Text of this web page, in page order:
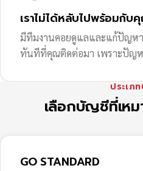
เราไม่ได้หลับไปพร้อมกับ
มีทีมงานคอยดูแลและแก้ปัญห
ทันทีที่คุณติดต่อมา เพราะปัญ
ประเภ
เลือกบัญชีที่เห
GO STANDARD